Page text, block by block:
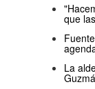
que
La